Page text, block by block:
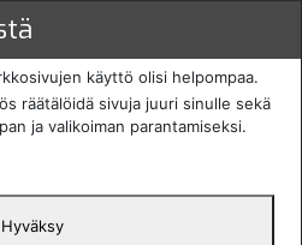
toimitustavat
käyttö olisi helpompaa.
räätälöidä sivuja juuri sinulle sekä
ja valikoiman parantamiseksi.
Hyväksy